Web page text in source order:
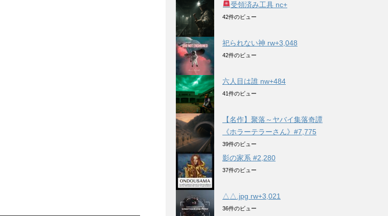
受領済み工具 nc+
42件のビュー
祀られない神 rw+3,048
42件のビュー
六人目は誰 nw+484
41件のビュー
【名作】聚落～ヤバイ集落奇譚
《ホラーテラーさん》#7,775
39件のビュー
影の家系 #2,280
37件のビュー
△△.jpg rw+3,021
36件のビュー